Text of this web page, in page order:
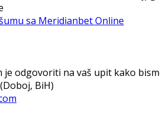
sa Meridianbet Online
je odgovoriti na vaš upit kako
BiH)